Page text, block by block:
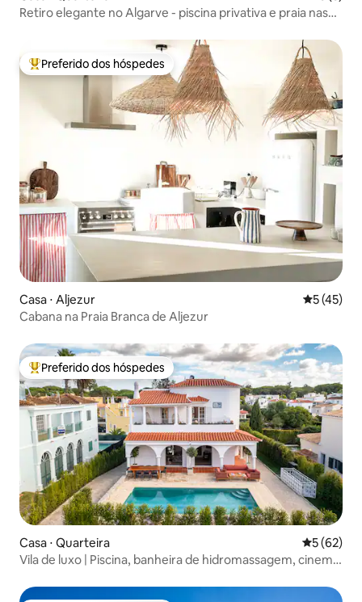
Retiro elegante no Algarve - piscina privativa e praia nas
Entre os melhores preferidos dos hóspedes
Preferido dos hóspedes
Casa ⋅ Aljezur 5 de uma
5 (45)
Cabana na Praia Branca de Aljezur
Entre os melhores preferidos dos hóspedes
Preferido dos hóspedes
Casa ⋅ Quarteira 5 de uma
5 (62)
Vila de luxo | Piscina, banheira de hidromassagem, cinema